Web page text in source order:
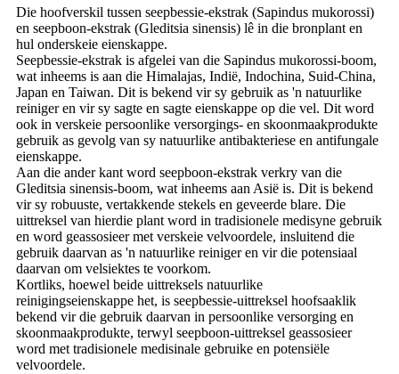
Die hoofverskil tussen seepbessie-ekstrak (Sapindus mukorossi)
en seepboon-ekstrak (Gleditsia sinensis) lê in die bronplant en
hul onderskeie eienskappe.
Seepbessie-ekstrak is afgelei van die Sapindus mukorossi-boom,
wat inheems is aan die Himalajas, Indië, Indochina, Suid-China,
Japan en Taiwan. Dit is bekend vir sy gebruik as 'n natuurlike
reiniger en vir sy sagte en sagte eienskappe op die vel. Dit word
ook in verskeie persoonlike versorgings- en skoonmaakprodukte
gebruik as gevolg van sy natuurlike antibakteriese en antifungale
eienskappe.
Aan die ander kant word seepboon-ekstrak verkry van die
Gleditsia sinensis-boom, wat inheems aan Asië is. Dit is bekend
vir sy robuuste, vertakkende stekels en geveerde blare. Die
uittreksel van hierdie plant word in tradisionele medisyne gebruik
en word geassosieer met verskeie velvoordele, insluitend die
gebruik daarvan as 'n natuurlike reiniger en vir die potensiaal
daarvan om velsiektes te voorkom.
Kortliks, hoewel beide uittreksels natuurlike
reinigingseienskappe het, is seepbessie-uittreksel hoofsaaklik
bekend vir die gebruik daarvan in persoonlike versorging en
skoonmaakprodukte, terwyl seepboon-uittreksel geassosieer
word met tradisionele medisinale gebruike en potensiële
velvoordele.